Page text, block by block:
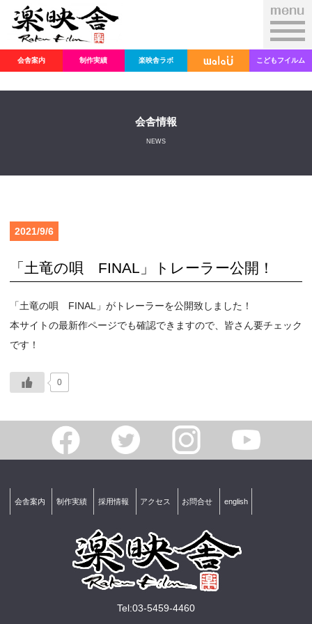
会舎案内 制作実績 楽映舎ラボ こどもフイルム
会舎情報
NEWS
2021/9/6
「土竜の唄 FINAL」トレーラー公開！
「土竜の唄 FINAL」がトレーラーを公開致しました！
本サイトの最新作ページでも確認できますので、皆さん要チェック
です！
0
会舎案内 制作実績 採用情報 アクセス お問合せ english
Tel:03-5459-4460